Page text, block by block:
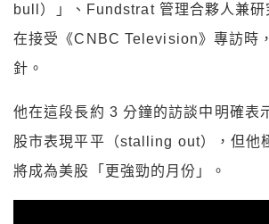
bull）」、Fundstrat 管理合夥人兼研
在接受《CNBC Television》專訪時
針。
他在這段長約 3 分鐘的訪談中明確表
股市表現平平（stalling out），但他
將成為美股「更強勁的月份」。